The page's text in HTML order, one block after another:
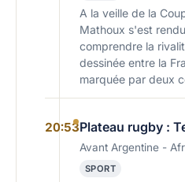
A la veille de la
Mathoux s'est
comprendre la
dessinée entre la
marquée par deux
20:53Plateau rugby :
Avant Argentine -
SPORT